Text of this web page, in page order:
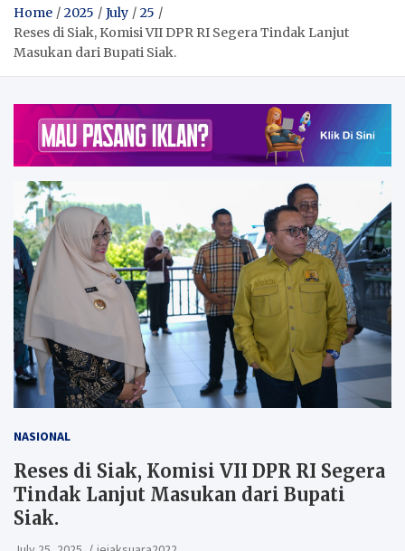
Home 2025 July
25
Reses di Siak, Komisi VII DPR RI Segera Tindak Lanjut
Masukan dari Bupati Siak.
NASIONAL
Reses di Siak, Komisi VII DPR RI Segera
Tindak Lanjut Masukan dari Bupati
Siak.